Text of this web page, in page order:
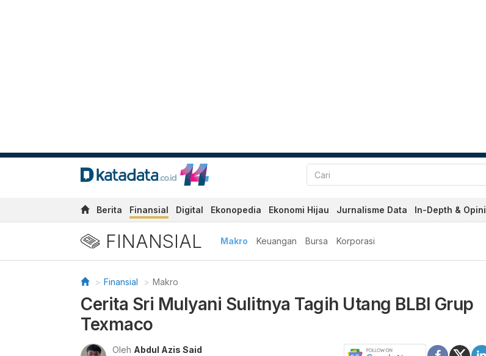
Berita Finansial Digital Ekonopedia Ekonomi Hijau Jurnalisme Data In-Depth & Opini
FINANSIAL Makro Keuangan Bursa Korporasi
Finansial Makro
Cerita Sri Mulyani Sulitnya Tagih Utang BLBI Grup
Texmaco
Oleh Abdul Azis Said